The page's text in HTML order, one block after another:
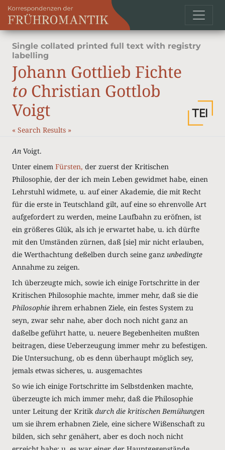
Single collated printed full text with registry
labelling
Johann Gottlieb Fichte
to Christian Gottlob
Voigt
« Search Results »
An Voigt.
Unter einem Fürsten, der zuerst der Kritischen
Philosophie, der der ich mein Leben gewidmet habe, einen
Lehrstuhl widmete, u. auf einer Akademie, die mit Recht
für die erste in Teutschland gilt, auf eine so ehrenvolle Art
aufgefordert zu werden, meine Laufbahn zu eröfnen, ist
ein größeres Glük, als ich je erwartet habe, u. ich dürfte
mit den Umständen zürnen, daß [sie] mir nicht erlauben,
die Werthachtung deßelben durch seine ganz unbedingte
Annahme zu zeigen.
Ich überzeugte mich, sowie ich einige Fortschritte in der
Kritischen Philosophie machte, immer mehr, daß sie die
Philosophie ihrem erhabnen Ziele, ein festes System zu
seyn, zwar sehr nahe, aber doch noch nicht ganz an
daßelbe geführt hatte, u. neuere Begebenheiten mußten
beitragen, diese Ueberzeugung immer mehr zu befestigen.
Die Untersuchung, ob es denn überhaupt möglich sey,
jemals etwas sicheres, u. ausgemachtes
So wie ich einige Fortschritte im Selbstdenken machte,
überzeugte ich mich immer mehr, daß die Philosophie
unter Leitung der Kritikdurch die kritischen Bemühungen
um sie ihrem erhabnen Ziele, eine sichere Wißenschaft zu
bilden, sich sehr genähert, aber es doch noch nicht